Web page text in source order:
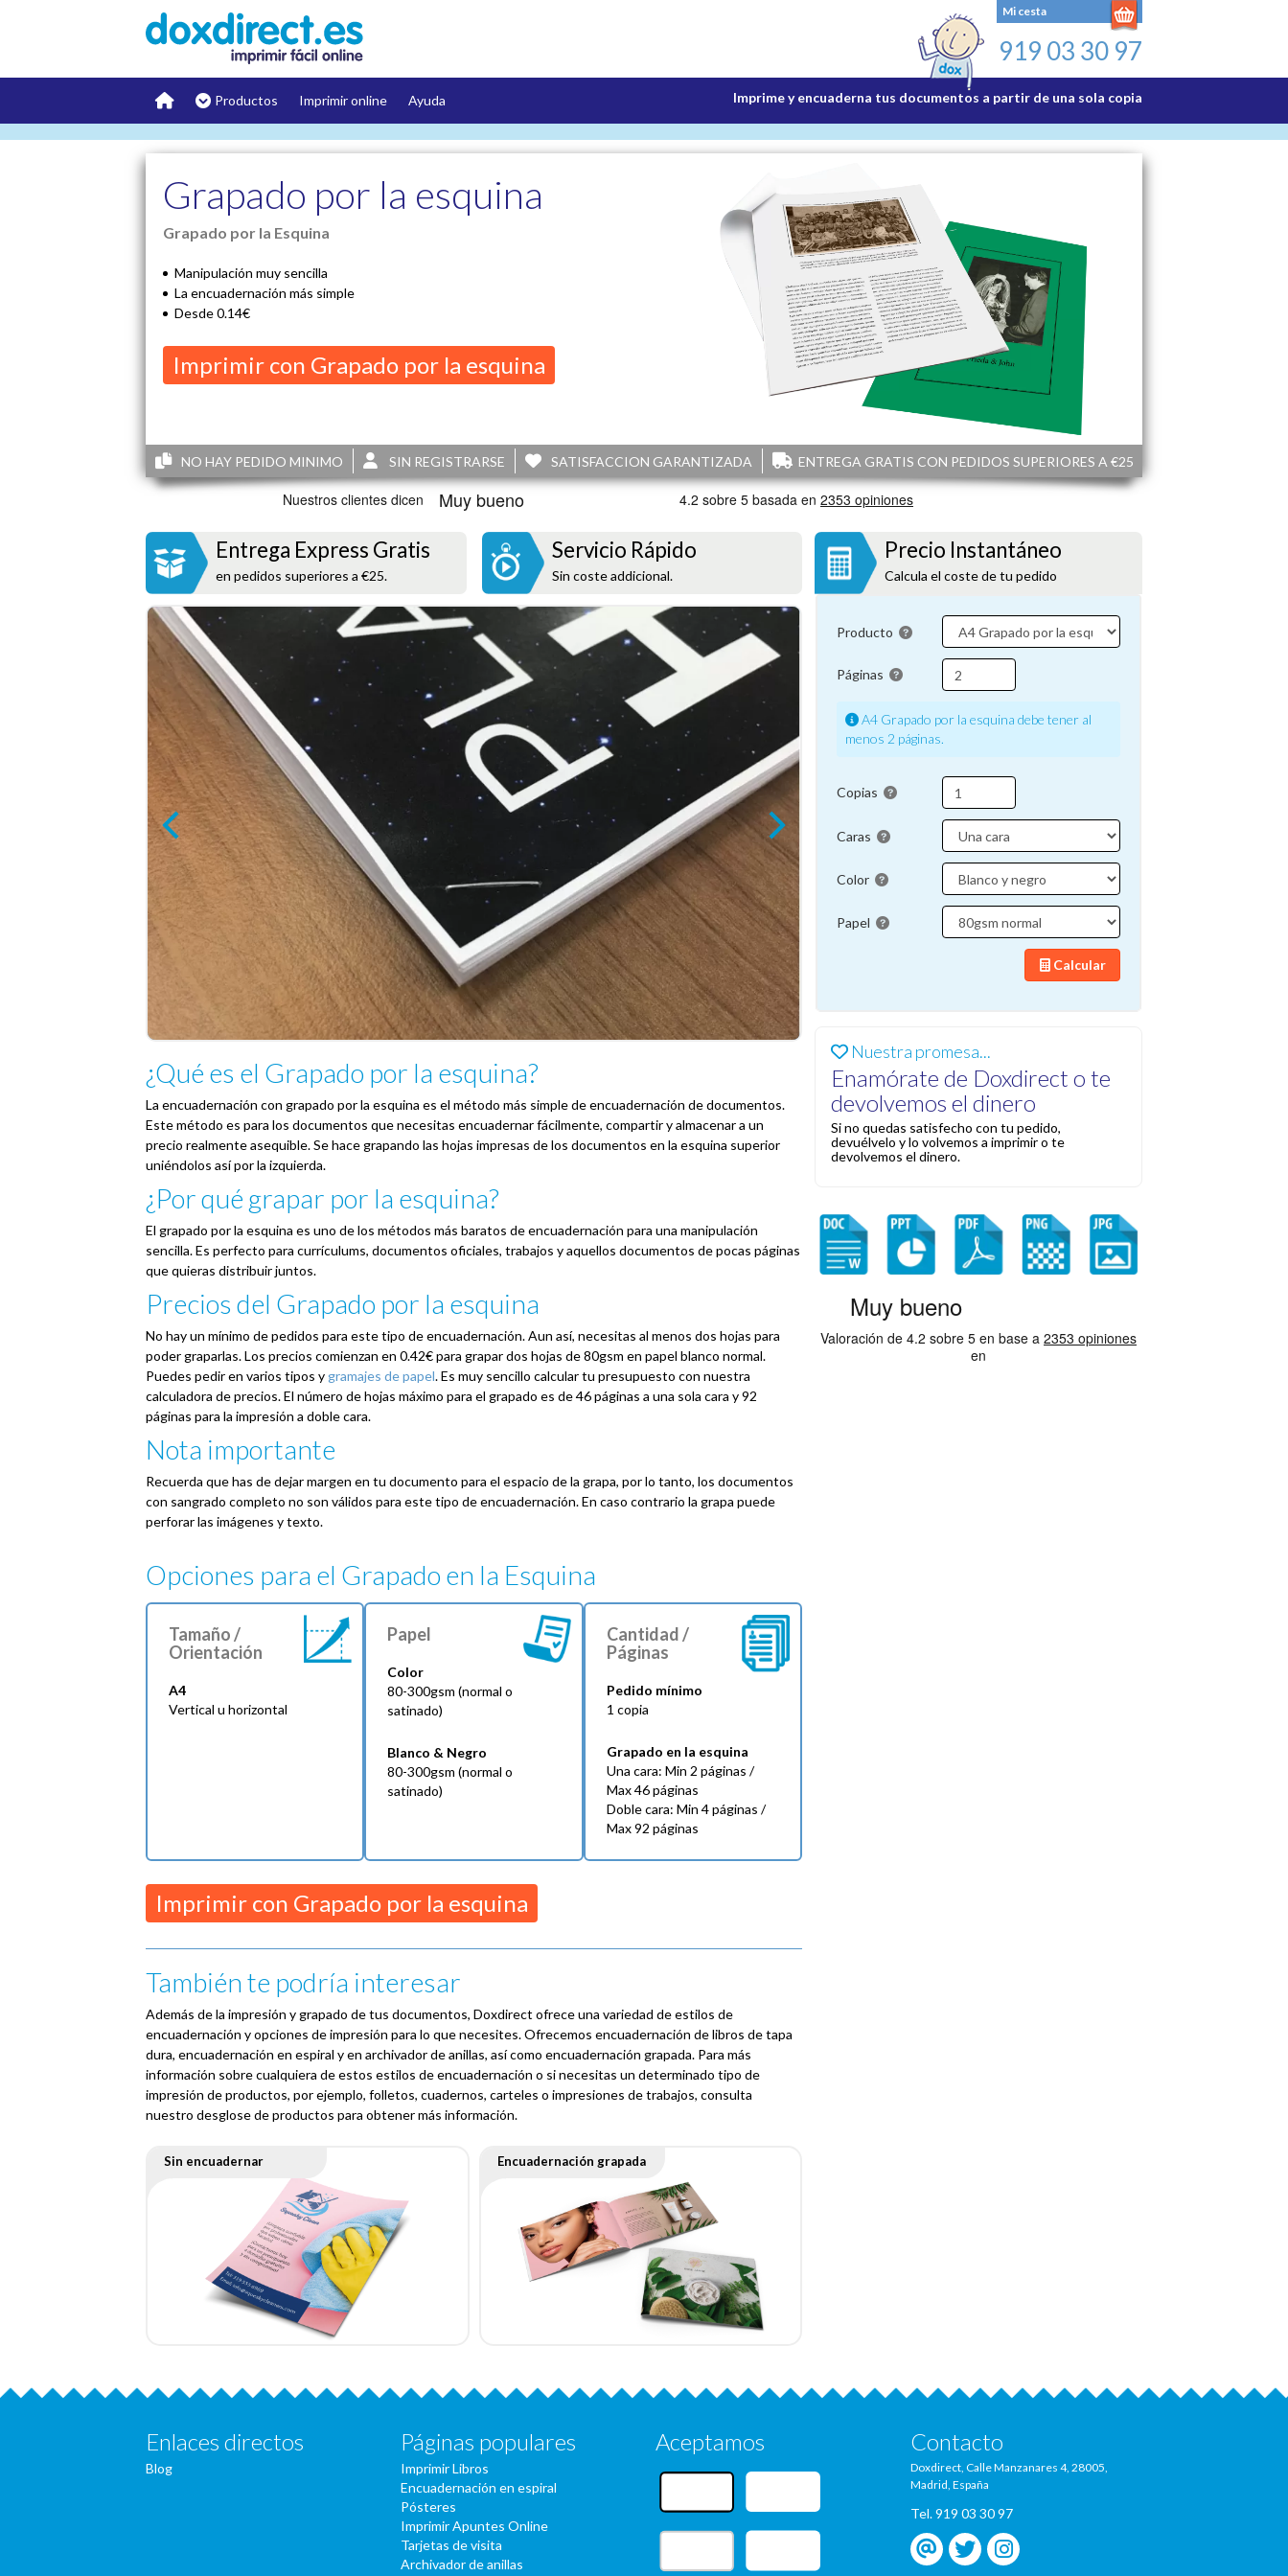
Mi cesta
919 03 30 97
Productos Imprimir online Ayuda Imprime y encuaderna tus documentos a partir de una sola copia
Grapado por la esquina
Grapado por la Esquina
Manipulación muy sencilla
La encuadernación más simple
Desde 0.14€
Imprimir con Grapado por la esquina
NO HAY PEDIDO MINIMO SIN REGISTRARSE SATISFACCION GARANTIZADA ENTREGA GRATIS CON PEDIDOS SUPERIORES A €25
Entrega Express Gratis
en pedidos superiores a €25.
Servicio Rápido
Sin coste addicional.
¿Qué es el Grapado por la esquina?
La encuadernación con grapado por la esquina es el método más simple de encuadernación de documentos.
Este método es para los documentos que necesitas encuadernar fácilmente, compartir y almacenar a un
precio realmente asequible. Se hace grapando las hojas impresas de los documentos en la esquina superior
uniéndolos así por la izquierda.
¿Por qué grapar por la esquina?
El grapado por la esquina es uno de los métodos más baratos de encuadernación para una manipulación
sencilla. Es perfecto para currículums, documentos oficiales, trabajos y aquellos documentos de pocas páginas
que quieras distribuir juntos.
Precios del Grapado por la esquina
No hay un mínimo de pedidos para este tipo de encuadernación. Aun así, necesitas al menos dos hojas para
poder graparlas. Los precios comienzan en 0.42€ para grapar dos hojas de 80gsm en papel blanco normal.
Puedes pedir en varios tipos y gramajes de papel. Es muy sencillo calcular tu presupuesto con nuestra
calculadora de precios. El número de hojas máximo para el grapado es de 46 páginas a una sola cara y 92
páginas para la impresión a doble cara.
Nota importante
Recuerda que has de dejar margen en tu documento para el espacio de la grapa, por lo tanto, los documentos
con sangrado completo no son válidos para este tipo de encuadernación. En caso contrario la grapa puede
perforar las imágenes y texto.
Opciones para el Grapado en la Esquina
Tamaño /
Orientación
A4
Vertical u horizontal
Papel
Color
80-300gsm (normal o
satinado)
Blanco & Negro
80-300gsm (normal o
satinado)
Cantidad /
Páginas
Pedido mínimo
1 copia
Grapado en la esquina
Una cara: Min 2 páginas /
Max 46 páginas
Doble cara: Min 4 páginas /
Max 92 páginas
Imprimir con Grapado por la esquina
También te podría interesar
Además de la impresión y grapado de tus documentos, Doxdirect ofrece una variedad de estilos de
encuadernación y opciones de impresión para lo que necesites. Ofrecemos encuadernación de libros de tapa
dura, encuadernación en espiral y en archivador de anillas, así como encuadernación grapada. Para más
información sobre cualquiera de estos estilos de encuadernación o si necesitas un determinado tipo de
impresión de productos, por ejemplo, folletos, cuadernos, carteles o impresiones de trabajos, consulta
nuestro desglose de productos para obtener más información.
Sin encuadernar Encuadernación grapada
Precio Instantáneo
Calcula el coste de tu pedido
Producto
Páginas
A4 Grapado por la esquina debe tener al
menos 2 páginas.
Copias
Caras
Color
Papel
Calcular
Nuestra promesa...
Enamórate de Doxdirect o te
devolvemos el dinero
Si no quedas satisfecho con tu pedido,
devuélvelo y lo volvemos a imprimir o te
devolvemos el dinero.
Enlaces directos
Blog
Páginas populares
Imprimir Libros
Encuadernación en espiral
Pósteres
Imprimir Apuntes Online
Tarjetas de visita
Archivador de anillas
Aceptamos Contacto
Doxdirect, Calle Manzanares 4, 28005,
Madrid, España
Tel. 919 03 30 97